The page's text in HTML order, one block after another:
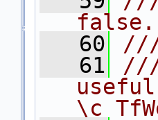
false.
   60
   61
\c